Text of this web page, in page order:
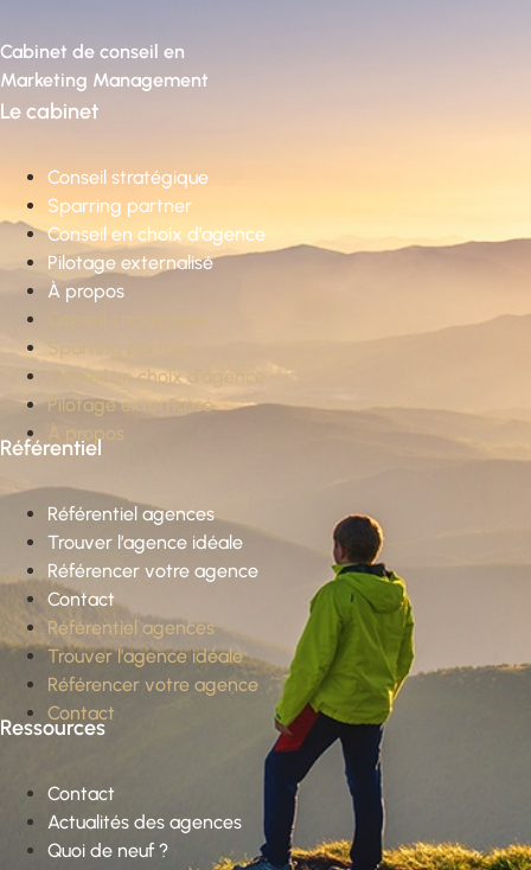
Cabinet de conseil en
Marketing Management
Le cabinet
Conseil stratégique
Sparring partner
Conseil en choix d’agence
Pilotage externalisé
À propos
Sparring partner
Conseil en choix d’agence
Pilotage externalisé
À propos
Référentiel
Référentiel agences
Trouver l’agence idéale
Référencer votre agence
Contact
Référentiel agences
Trouver l’agence idéale
Référencer votre agence
Contact
Ressources
Contact
Actualités des agences
Quoi de neuf ?